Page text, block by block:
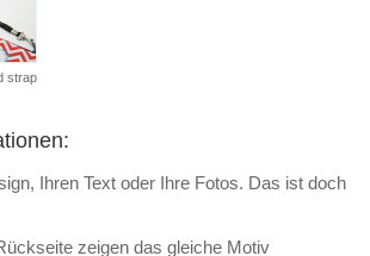
strap
Ihren Text oder Ihre Fotos. Das ist doch
zeigen das gleiche Motiv